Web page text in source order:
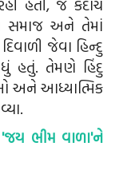
હતી, જે કદાચ
સમાજ અને તેમાં
જેવા હિન્દુ
હતું. તેમણે હિંદુ
અને આધ્યાત્મિક
ભીમ વાળા'ને